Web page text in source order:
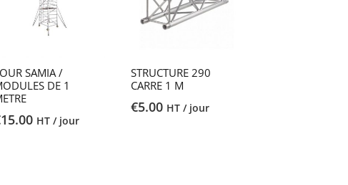
SAMIA /
DE 1
15.00 HT / jour
STRUCTURE 290
CARRE 1 M
€5.00 HT / jour